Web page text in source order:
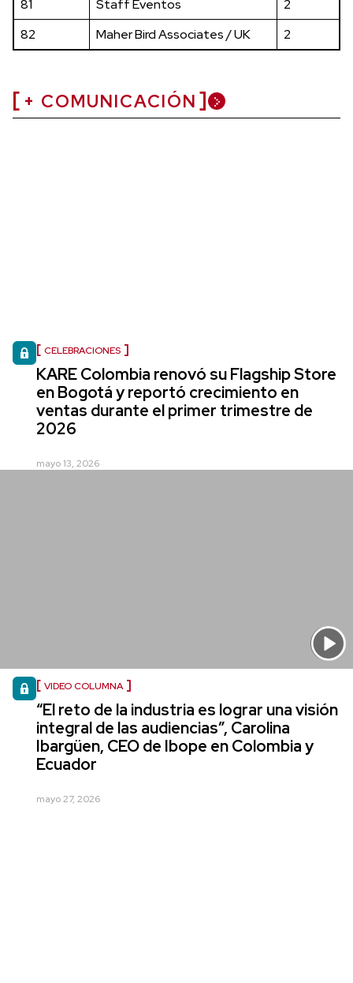
81 Staff Eventos
2
82
Maher Bird Associates / UK 2
+ COMUNICACIÓN
CELEBRACIONES
KARE Colombia renovó su Flagship Store
en Bogotá y reportó crecimiento en
ventas durante el primer trimestre de
2026
mayo 13, 2026
VIDEO COLUMNA
“El reto de la industria es lograr una visión
integral de las audiencias”, Carolina
Ibargüen, CEO de Ibope en Colombia y
Ecuador
mayo 27, 2026